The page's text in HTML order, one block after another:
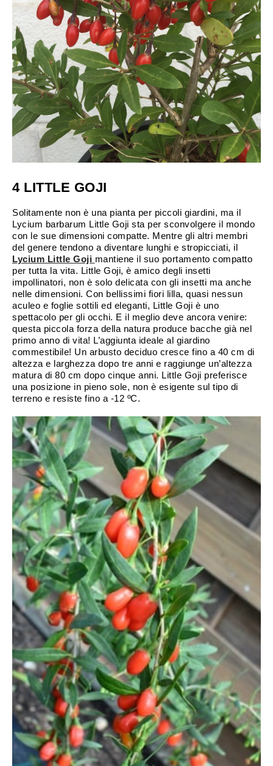
4 LITTLE GOJI
Solitamente non è una pianta per piccoli giardini, ma il
Lycium barbarum Little Goji sta per sconvolgere il mondo
con le sue dimensioni compatte. Mentre gli altri membri
del genere tendono a diventare lunghi e stropicciati, il
Lycium Little Goji mantiene il suo portamento compatto
per tutta la vita. Little Goji, è amico degli insetti
impollinatori, non è solo delicata con gli insetti ma anche
nelle dimensioni. Con bellissimi fiori lilla, quasi nessun
aculeo e foglie sottili ed eleganti, Little Goji è uno
spettacolo per gli occhi. E il meglio deve ancora venire:
questa piccola forza della natura produce bacche già nel
primo anno di vita! L’aggiunta ideale al giardino
commestibile! Un arbusto deciduo cresce fino a 40 cm di
altezza e larghezza dopo tre anni e raggiunge un’altezza
matura di 80 cm dopo cinque anni. Little Goji preferisce
una posizione in pieno sole, non è esigente sul tipo di
terreno e resiste fino a -12 ºC.